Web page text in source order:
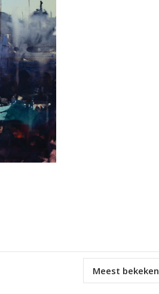
Meest bekeken